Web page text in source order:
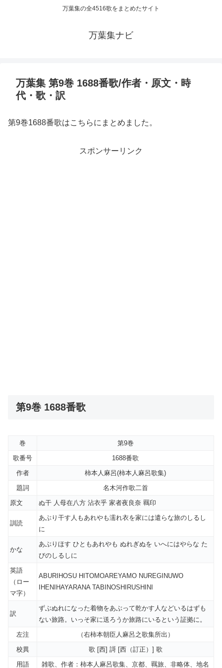
万葉集の全4516歌をまとめたサイト
万葉集ナビ
万葉集 第9巻 1688番歌/作者・原文・時
代・歌・訳
第9巻1688番歌はこちらにまとめました。
スポンサーリンク
第9巻 1688番歌
巻
第9巻
歌番号
1688番歌
作者
柿本人麻呂(柿本人麻呂歌集)
題詞
名木河作歌二首
原文
ぬ干 人母在八方 沾衣乎 家者夜良奈 羈印
訓読
あぶり干す人もあれやも濡れ衣を家には遣らな旅のしるし
に
かな
あぶりほす ひともあれやも ぬれぎぬを いへにはやらな た
びのしるしに
英語
（ロー
マ字）
ABURIHOSU HITOMOAREYAMO NUREGINUWO
IHENIHAYARANA TABINOSHIRUSHINI
訳
ずぶぬれになった着物をあぶって乾かす人などいるはずも
ない旅路。いっそ家に送ろうか旅路にいるという証拠に。
左注
（右柿本朝臣人麻呂之歌集所出）
校異
歌 [西] 謌 [西（訂正）] 歌
用語
雑歌、作者：柿本人麻呂歌集、京都、羈旅、非略体、地名